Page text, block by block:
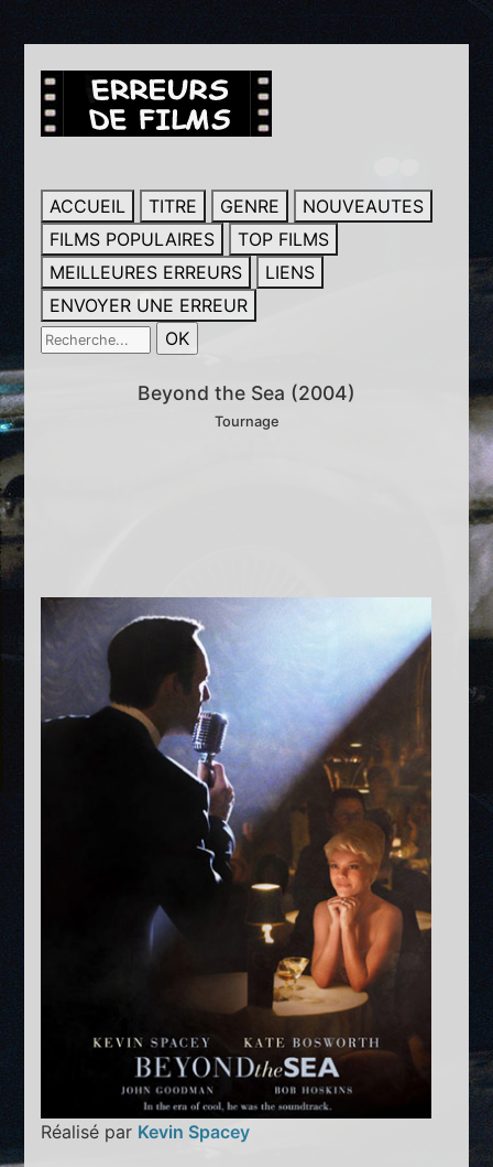
ACCUEIL TITRE GENRE
NOUVEAUTES
FILMS POPULAIRES
TOP FILMS
MEILLEURES ERREURS
LIENS
ENVOYER UNE ERREUR
Beyond the Sea (2004)
Tournage
Réalisé par Kevin Spacey